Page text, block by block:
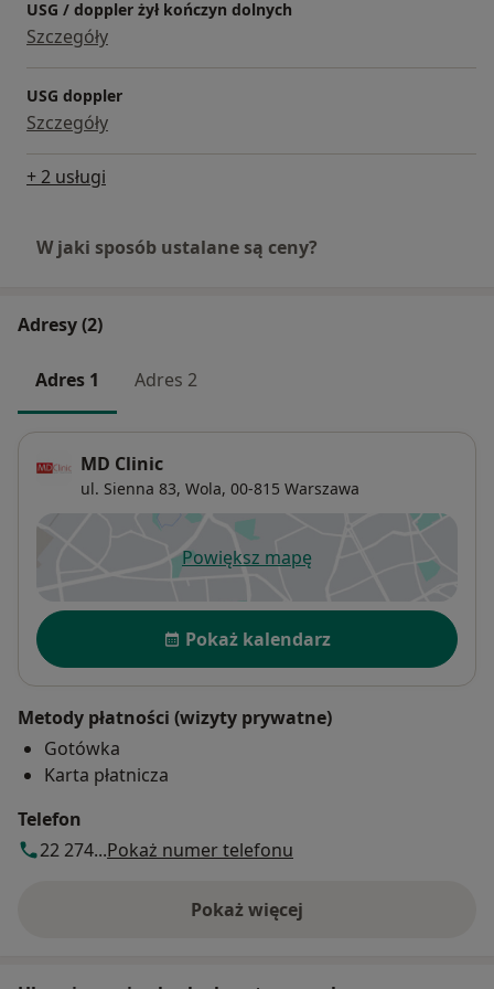
USG / doppler żył kończyn dolnych
Szczegóły
USG doppler
Szczegóły
+ 2 usługi
W jaki sposób ustalane są ceny?
Adresy (2)
Adres 1 Adres 2
MD Clinic
ul. Sienna 83, Wola, 00-815 Warszawa
Powiększ mapęotwiera się w nowej karcie
Dostępność
Pokaż kalendarz
Metody płatności (wizyty prywatne)
Gotówka
Karta płatnicza
Telefon
22 274...Pokaż numer telefonu
Pokaż więcej
o adresie